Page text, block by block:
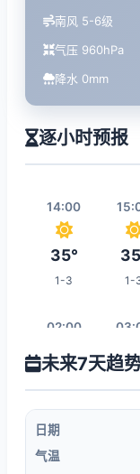
南风 5-6级
气压 960hPa
降水 0mm
逐小时预报
14:00
35°
1-3 1-
02:00
25° 25°
06:00
未来7天趋
日期
气温